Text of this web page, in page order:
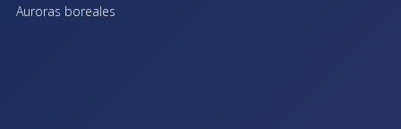
Auroras boreales